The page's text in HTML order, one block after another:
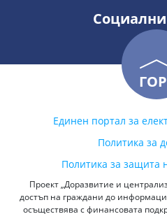
Единен портал за
Политика за
Политика за защита
Проект „Доразвитие и
достъп на граждани до
осъществява с финансовата